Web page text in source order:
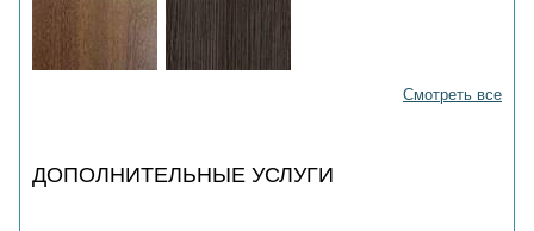
Смотреть все
ДОПОЛНИТЕЛЬНЫЕ УСЛУГИ